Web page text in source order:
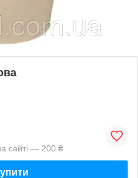
сайті — 200 ₴